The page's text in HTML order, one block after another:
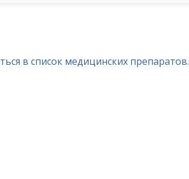
в список медицинских препаратов.